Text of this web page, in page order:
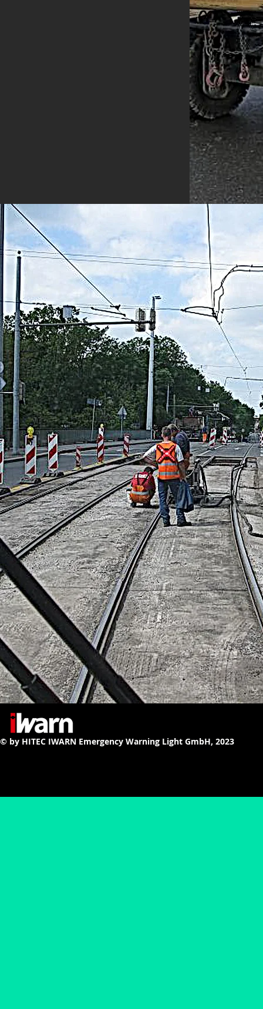
© by HITEC IWARN Emergency Warning Light GmbH, 2023